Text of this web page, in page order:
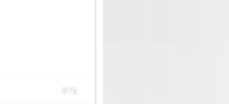
举报